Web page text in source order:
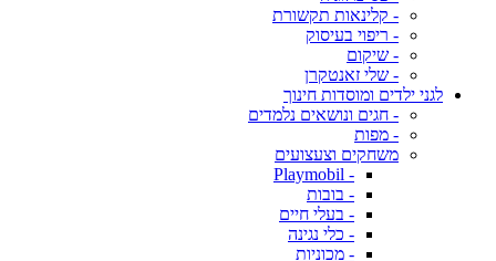
- קלינאות תקשורת
- ריפוי בעיסוק
- שיקום
- שלי זאנטקרן
לגני ילדים ומוסדות חינוך
- חגים ונושאים נלמדים
- מפות
משחקים וצעצועים
- Playmobil
- בובות
- בעלי חיים
- כלי נגינה
- מכוניות